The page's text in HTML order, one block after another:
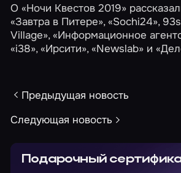
О «Ночи Квестов 2019»
«Завтра в Питере», «Sochi24»,
Village», «Информационное
«i38»,«Ирсити»,«Newslab» и
Предыдущая новость
Следующая новость
Подарочный